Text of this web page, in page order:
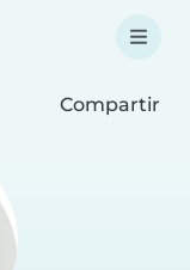
Compartir